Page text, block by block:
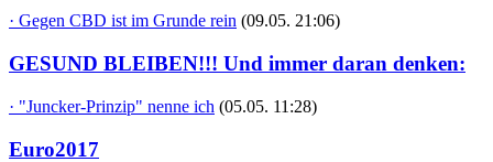
· Gegen CBD ist im Grunde rein (09.05. 21:06)
GESUND BLEIBEN!!! Und immer daran denken:
· "Juncker-Prinzip" nenne ich (05.05. 11:28)
Euro2017